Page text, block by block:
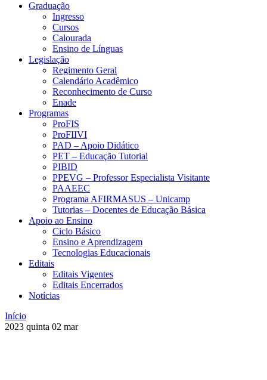
Graduação
Ingresso
Cursos
Calourada
Ensino de Línguas
Legislação
Regimento Geral
Calendário Acadêmico
Reconhecimento de Curso
Enade
Programas
ProFIS
ProFIIVI
PAD – Apoio Didático
PET – Educação Tutorial
PIBID
PPEVG – Professor Especialista Visitante
PAAEEC
Programa AFIRMASUS – Unicamp
Tutorias – Docentes de Educação Básica
Apoio ao Ensino
Ciclo Básico
Ensino e Aprendizagem
Tecnologias Educacionais
Editais
Editais Vigentes
Editais Encerrados
Notícias
Início
2023 quinta 02 mar